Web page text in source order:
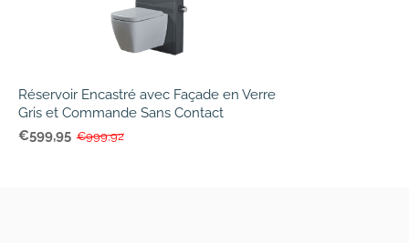
Réservoir Encastré avec Façade en Verre
Gris et Commande Sans Contact
€599,95 €999,92